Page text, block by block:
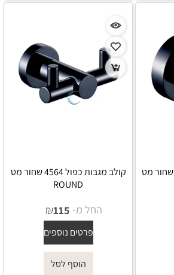
קולב מגבות בודד 4554 שחור מט
קולב מגבות כפול 4564 שחור מט
ROUND
החל מ- ₪115
פרטים נוספים
הוסף לסל